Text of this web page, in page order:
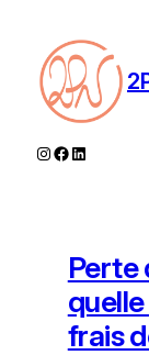
contenu
Instagram
Facebook
LinkedIn
Perte
frais